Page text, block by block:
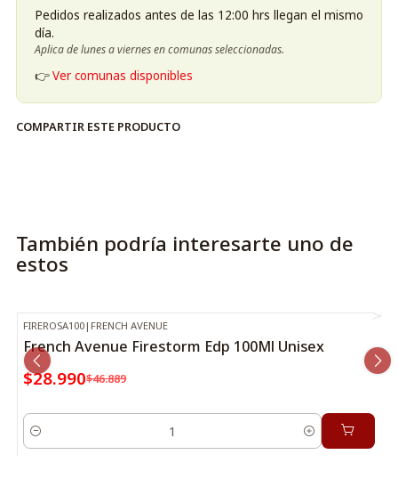
Pedidos realizados antes de las 12:00 hrs llegan el mismo
día.
Aplica de lunes a viernes en comunas seleccionadas.
👉Ver comunas disponibles
COMPARTIR ESTE PRODUCTO
También podría interesarte uno de
estos
-38%OFF
FIREROSA100 | FRENCH AVENUE
French Avenue Firestorm Edp 100Ml Unisex
$28.990$46.889
Cantidad